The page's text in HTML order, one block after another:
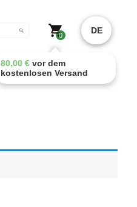
0
80,00 € vor dem
kostenlosen Versand
DE